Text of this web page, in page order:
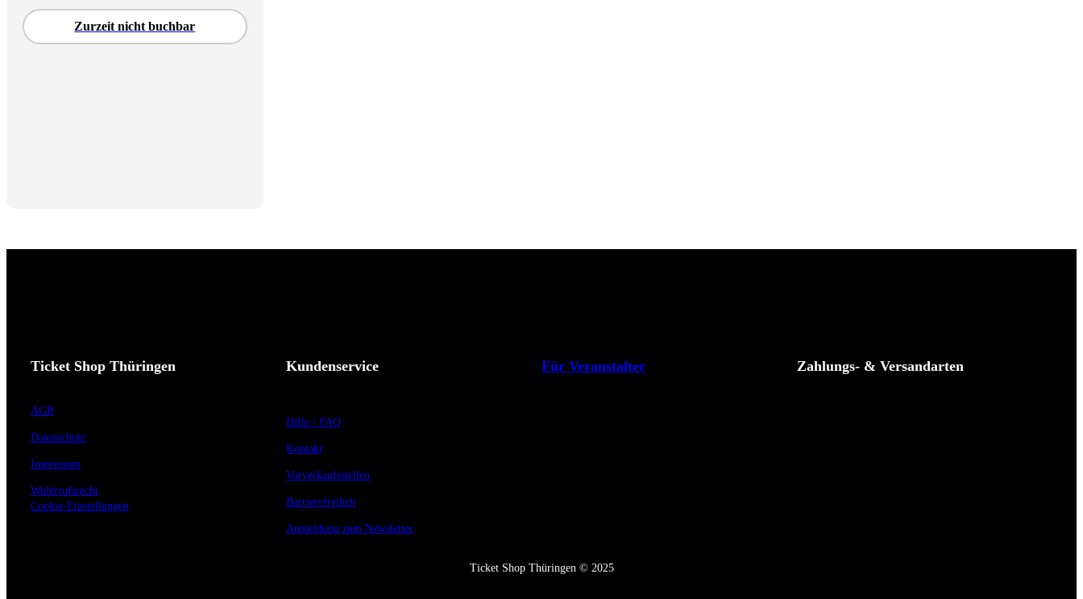
Zurzeit nicht buchbar
Ticket Shop Thüringen
AGB
Datenschutz
Impressum
Widerrufsrecht
Cookie-Einstellungen
Kundenservice
Hilfe / FAQ
Kontakt
Vorverkaufsstellen
Barrierefreiheit
Anmeldung zum Newsletter
Für Veranstalter Zahlungs- & Versandarten
Ticket Shop Thüringen © 2025